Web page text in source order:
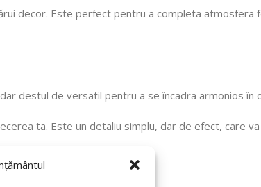
decor. Este perfect pentru a completa atmosfera
destul de versatil pentru a se încadra armonios în
ta. Este un detaliu simplu, dar de efect, care